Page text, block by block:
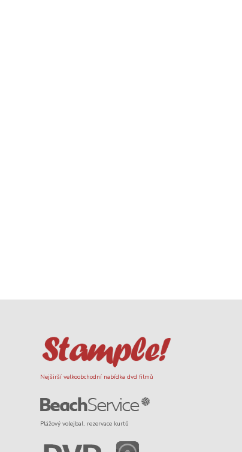
Nejširší velkoobchodní nabídka dvd filmů
Plážový volejbal, rezervace kurtů